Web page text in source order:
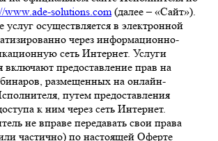
www.ade-solutions.com(далее – «Сайт»).
услуг осуществляется в электронной
через информационно-
сеть Интернет. Услуги
включают предоставление прав на
размещенных на онлайн-
путем предоставления
к ним через сеть Интернет.
не вправе передавать свои права
частично) по настоящей Оферте